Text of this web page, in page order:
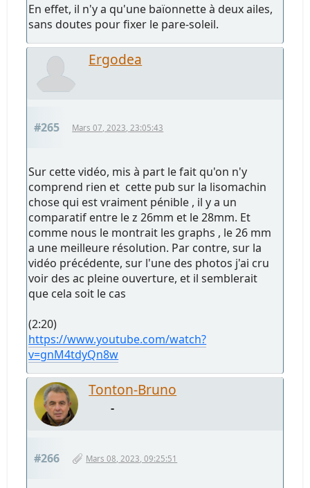
En effet, il n'y a qu'une baïonnette à deux ailes,
sans doutes pour fixer le pare-soleil.
Ergodea
#265 Mars 07, 2023, 23:05:43
Sur cette vidéo, mis à part le fait qu'on n'y
comprend rien et cette pub sur la lisomachin
chose qui est vraiment pénible , il y a un
comparatif entre le z 26mm et le 28mm. Et
comme nous le montrait les graphs , le 26 mm
a une meilleure résolution. Par contre, sur la
vidéo précédente, sur l'une des photos j'ai cru
voir des ac pleine ouverture, et il semblerait
que cela soit le cas
(2:20)
https://www.youtube.com/watch?
v=gnM4tdyQn8w
Tonton-Bruno
-
#266 Mars 08, 2023, 09:25:51